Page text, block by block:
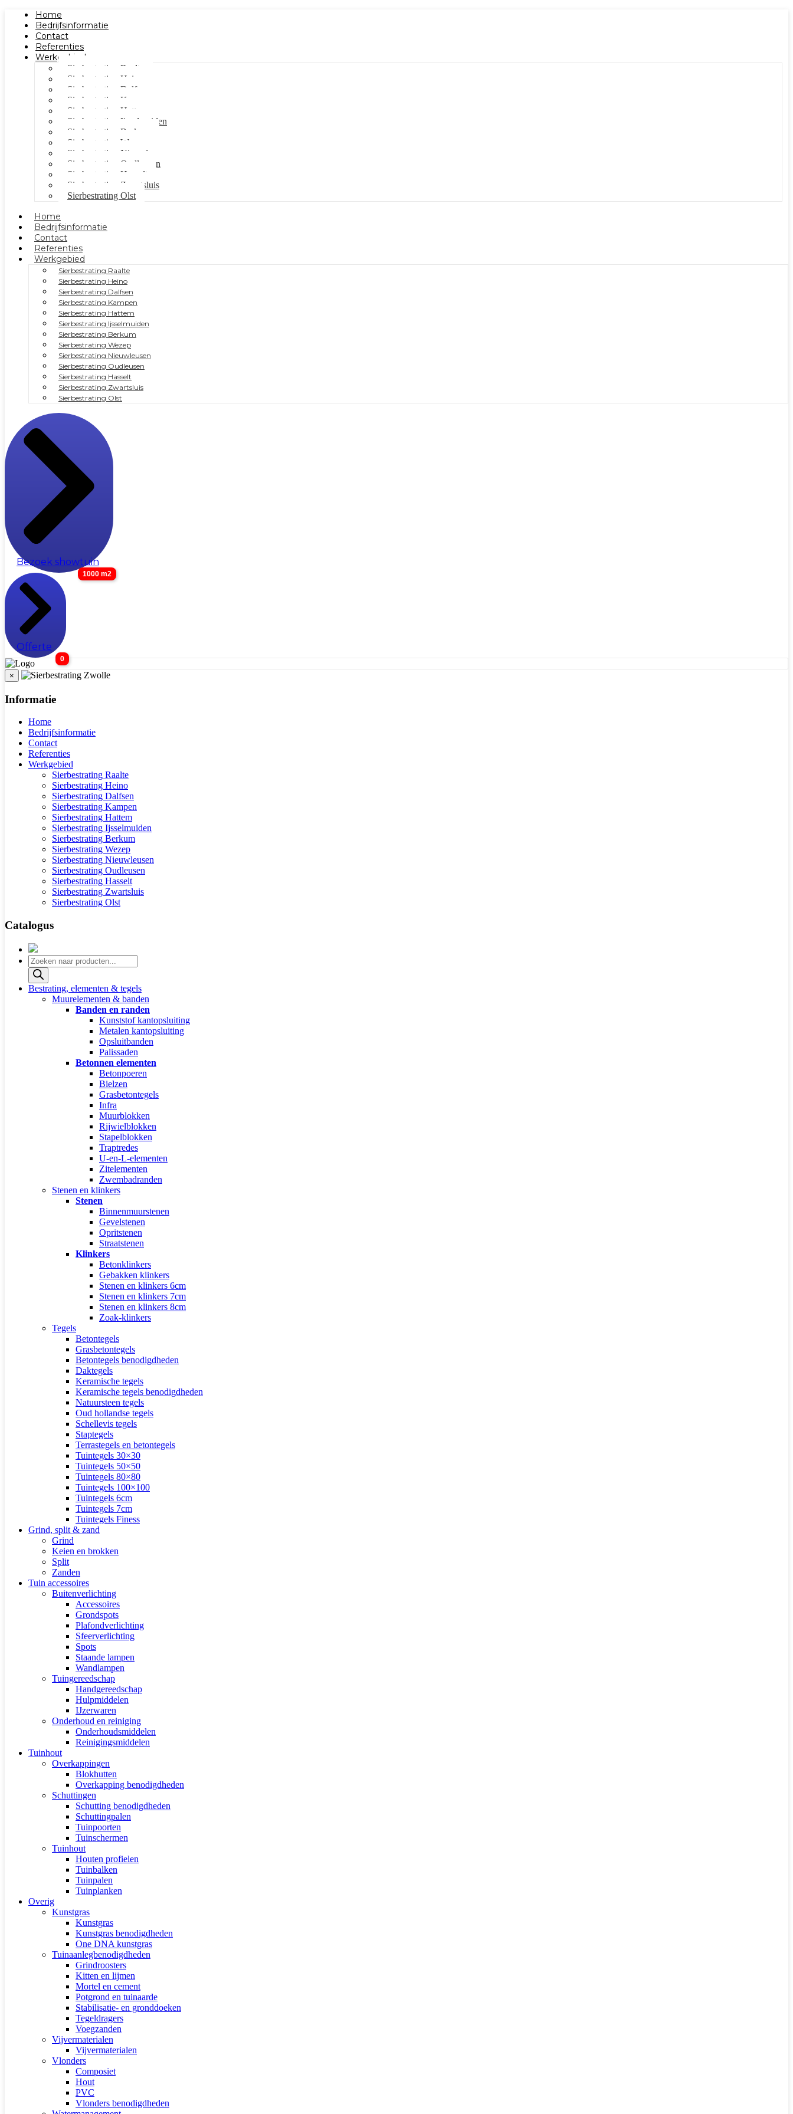
Home
Bedrijfsinformatie
Contact
Referenties
Werkgebied
Sierbestrating Raalte
Sierbestrating Heino
Sierbestrating Dalfsen
Sierbestrating Kampen
Sierbestrating Hattem
Sierbestrating Ijsselmuiden
Sierbestrating Berkum
Sierbestrating Wezep
Sierbestrating Nieuwleusen
Sierbestrating Oudleusen
Sierbestrating Hasselt
Sierbestrating Zwartsluis
Sierbestrating Olst
Home
Bedrijfsinformatie
Contact
Referenties
Werkgebied
Sierbestrating Raalte
Sierbestrating Heino
Sierbestrating Dalfsen
Sierbestrating Kampen
Sierbestrating Hattem
Sierbestrating Ijsselmuiden
Sierbestrating Berkum
Sierbestrating Wezep
Sierbestrating Nieuwleusen
Sierbestrating Oudleusen
Sierbestrating Hasselt
Sierbestrating Zwartsluis
Sierbestrating Olst
Bezoek showtuin
1000 m2
Offerte
0
×
Informatie
Home
Bedrijfsinformatie
Contact
Referenties
Werkgebied
Sierbestrating Raalte
Sierbestrating Heino
Sierbestrating Dalfsen
Sierbestrating Kampen
Sierbestrating Hattem
Sierbestrating Ijsselmuiden
Sierbestrating Berkum
Sierbestrating Wezep
Sierbestrating Nieuwleusen
Sierbestrating Oudleusen
Sierbestrating Hasselt
Sierbestrating Zwartsluis
Sierbestrating Olst
Catalogus
Producten
zoeken
Bestrating, elementen & tegels
Muurelementen & banden
Banden en randen
Kunststof kantopsluiting
Metalen kantopsluiting
Opsluitbanden
Palissaden
Betonnen elementen
Betonpoeren
Bielzen
Grasbetontegels
Infra
Muurblokken
Rijwielblokken
Stapelblokken
Traptredes
U-en-L-elementen
Zitelementen
Zwembadranden
Stenen en klinkers
Stenen
Binnenmuurstenen
Gevelstenen
Opritstenen
Straatstenen
Klinkers
Betonklinkers
Gebakken klinkers
Stenen en klinkers 6cm
Stenen en klinkers 7cm
Stenen en klinkers 8cm
Zoak-klinkers
Tegels
Betontegels
Grasbetontegels
Betontegels benodigdheden
Daktegels
Keramische tegels
Keramische tegels benodigdheden
Natuursteen tegels
Oud hollandse tegels
Schellevis tegels
Staptegels
Terrastegels en betontegels
Tuintegels 30×30
Tuintegels 50×50
Tuintegels 80×80
Tuintegels 100×100
Tuintegels 6cm
Tuintegels 7cm
Tuintegels Finess
Grind, split & zand
Grind
Keien en brokken
Split
Zanden
Tuin accessoires
Buitenverlichting
Accessoires
Grondspots
Plafondverlichting
Sfeerverlichting
Spots
Staande lampen
Wandlampen
Tuingereedschap
Handgereedschap
Hulpmiddelen
IJzerwaren
Onderhoud en reiniging
Onderhoudsmiddelen
Reinigingsmiddelen
Tuinhout
Overkappingen
Blokhutten
Overkapping benodigdheden
Schuttingen
Schutting benodigdheden
Schuttingpalen
Tuinpoorten
Tuinschermen
Tuinhout
Houten profielen
Tuinbalken
Tuinpalen
Tuinplanken
Overig
Kunstgras
Kunstgras
Kunstgras benodigdheden
One DNA kunstgras
Tuinaanlegbenodigdheden
Grindroosters
Kitten en lijmen
Mortel en cement
Potgrond en tuinaarde
Stabilisatie- en gronddoeken
Tegeldragers
Voegzanden
Vijvermaterialen
Vijvermaterialen
Vlonders
Composiet
Hout
PVC
Vlonders benodigdheden